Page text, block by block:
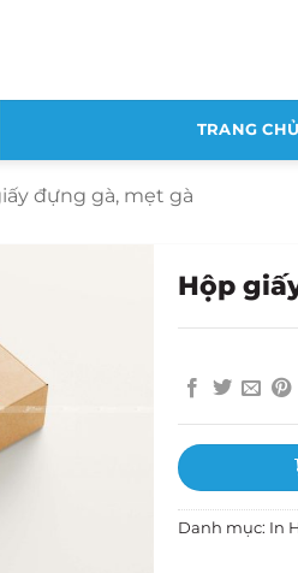
TRANG CHỦ
đựng gà, mẹt gà
Hộp
Danh mục: In